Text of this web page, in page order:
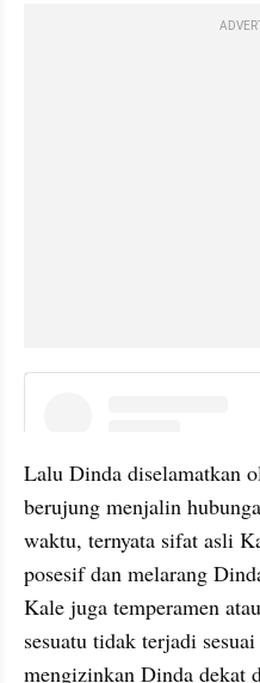
Lalu Dinda diselamatkan
berujung menjalin
waktu, ternyata sifat asli
posesif dan melarang
Kale juga temperamen
sesuatu tidak terjadi
mengizinkan Dinda dekat